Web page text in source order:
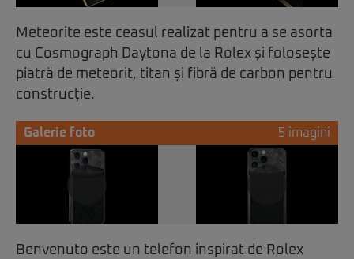
Meteorite este ceasul realizat pentru a se asorta
cu Cosmograph Daytona de la Rolex și folosește
piatră de meteorit, titan și fibră de carbon pentru
construcție.
Galerie foto 5 imagini
Benvenuto este un telefon inspirat de Rolex